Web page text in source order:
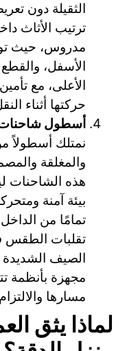
الثقيلة دون
ترتيب الأثاث
مدروس، حيث
الأسفل،
الأعلى، مع
حركتها أثناء
أسطول
نمتلك أسطولاً
والمغلقة
هذه الشاحنات
بيئة آمنة
تمامًا من
تقلبات الطقس
الصيف الشديدة
مسارها
لماذا يثق